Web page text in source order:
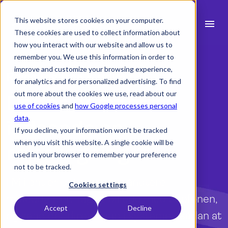
This website stores cookies on your computer.
These cookies are used to collect information about
how you interact with our website and allow us to
remember you. We use this information in order to
improve and customize your browsing experience,
for analytics and for personalized advertising. To find
out more about the cookies we use, read about our
use of cookies and how Google processes personal
data.
If you decline, your information won’t be tracked
when you visit this website. A single cookie will be
used in your browser to remember your preference
not to be tracked.
Cookies settings
Accept Decline
menu
Produkt
Brancher
Ressourcer
search
Rejseudgifter & udlæg
Det er nemt at
indsende en
rejseregning
I Milient er det nemt at håndtere
rejseudgifter. Tag et billede med telefonen,
og send det direkte ind i systemet, sådan at